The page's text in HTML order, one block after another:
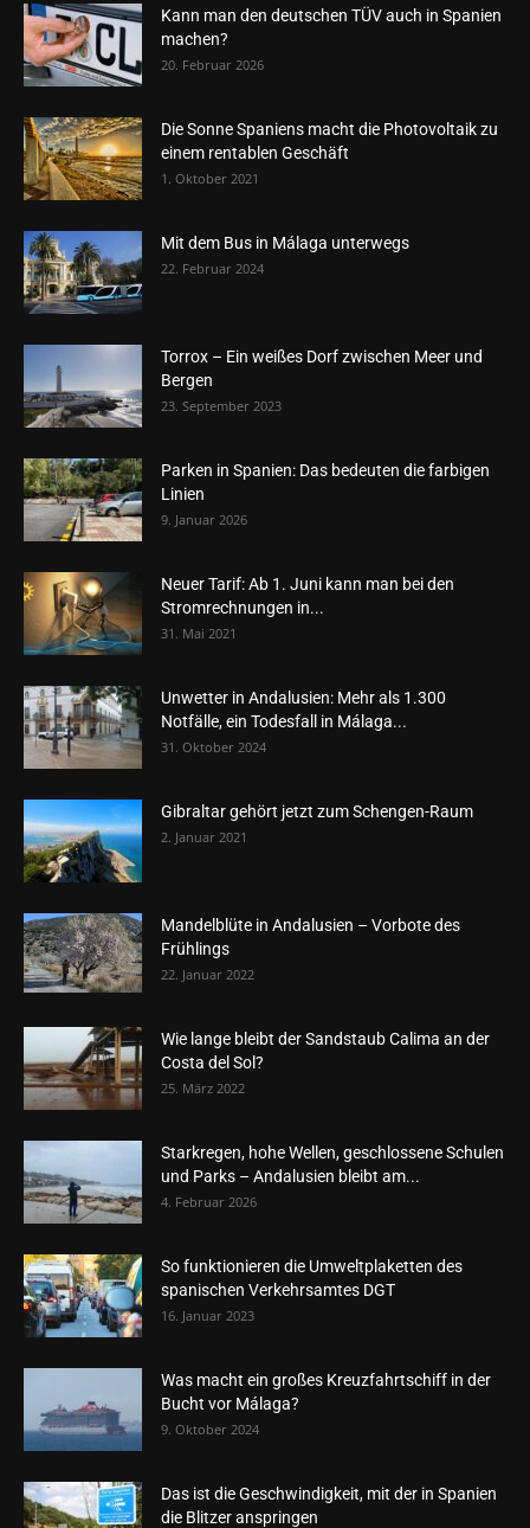
Kann man den deutschen TÜV auch in Spanien
machen?
20. Februar 2026
Die Sonne Spaniens macht die Photovoltaik zu
einem rentablen Geschäft
1. Oktober 2021
Mit dem Bus in Málaga unterwegs
22. Februar 2024
Torrox – Ein weißes Dorf zwischen Meer und
Bergen
23. September 2023
Parken in Spanien: Das bedeuten die farbigen
Linien
9. Januar 2026
Neuer Tarif: Ab 1. Juni kann man bei den
Stromrechnungen in...
31. Mai 2021
Unwetter in Andalusien: Mehr als 1.300
Notfälle, ein Todesfall in Málaga...
31. Oktober 2024
Gibraltar gehört jetzt zum Schengen-Raum
2. Januar 2021
Mandelblüte in Andalusien – Vorbote des
Frühlings
22. Januar 2022
Wie lange bleibt der Sandstaub Calima an der
Costa del Sol?
25. März 2022
Starkregen, hohe Wellen, geschlossene Schulen
und Parks – Andalusien bleibt am...
4. Februar 2026
So funktionieren die Umweltplaketten des
spanischen Verkehrsamtes DGT
16. Januar 2023
Was macht ein großes Kreuzfahrtschiff in der
Bucht vor Málaga?
9. Oktober 2024
Das ist die Geschwindigkeit, mit der in Spanien
die Blitzer anspringen